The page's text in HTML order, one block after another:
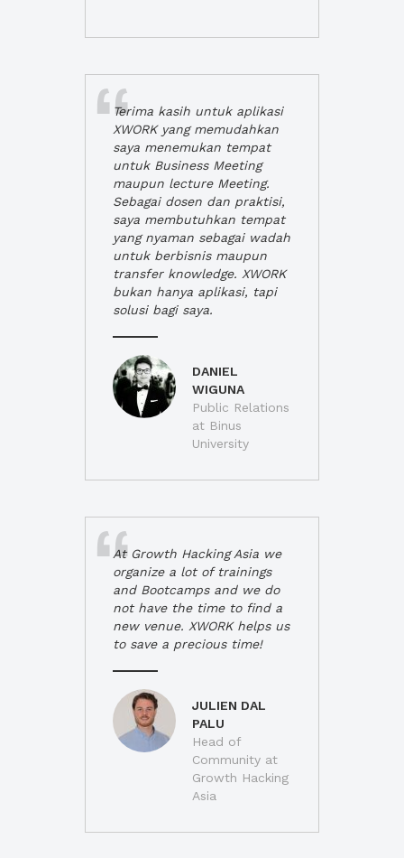
Terima kasih untuk aplikasi
XWORK yang memudahkan
saya menemukan tempat
untuk Business Meeting
maupun lecture Meeting.
Sebagai dosen dan praktisi,
saya membutuhkan tempat
yang nyaman sebagai wadah
untuk berbisnis maupun
transfer knowledge. XWORK
bukan hanya aplikasi, tapi
solusi bagi saya.
DANIEL
WIGUNA
Public Relations
at Binus
University
At Growth Hacking Asia we
organize a lot of trainings
and Bootcamps and we do
not have the time to find a
new venue. XWORK helps us
to save a precious time!
JULIEN DAL
PALU
Head of
Community at
Growth Hacking
Asia